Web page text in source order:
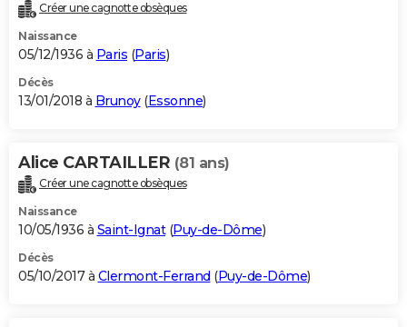
Créer une cagnotte obsèques
Naissance
05/12/1936 à Paris (Paris)
Décès
13/01/2018 à Brunoy(Essonne)
Alice CARTAILLER (81 ans)
Créer une cagnotte obsèques
Naissance
10/05/1936 à Saint-Ignat(Puy-de-Dôme)
Décès
05/10/2017 à Clermont-Ferrand (Puy-de-Dôme)